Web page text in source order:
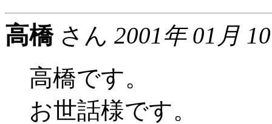
高橋さん 2001年 01月
高橋です。
お世話様です。